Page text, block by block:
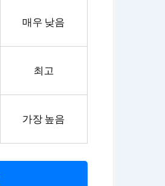
매우 낮음
최고
가장 높음